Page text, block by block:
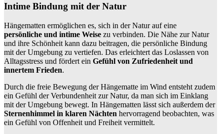
Intime Bindung mit der Natur
Hängematten ermöglichen es, sich in der Natur auf eine
persönliche und intime Weise zu verbinden. Die Nähe zur Natur
und ihre Schönheit kann dazu beitragen, die persönliche Bindung
mit der Umgebung zu vertiefen. Das erleichtert das Loslassen von
Alltagsstress und fördert ein Gefühl von Zufriedenheit und
innertem Frieden.
Durch die freie Bewegung der Hängematte im Wind entsteht zudem
ein Gefühl der Verbundenheit zur Natur, da man sich im Einklang
mit der Umgebung bewegt. In Hängematten lässt sich außerdem der
Sternenhimmel in klaren Nächten hervorragend beobachten, was
ein Gefühl von Offenheit und Freiheit vermittelt.